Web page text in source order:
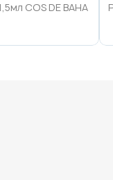
COS DE BAHA